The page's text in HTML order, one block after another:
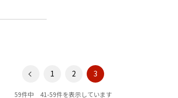
1 2 3
59件中 41-59件を表示しています